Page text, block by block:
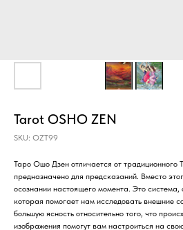
Tarot OSHO ZEN
SKU: OZT99
Таро Ошо Дзен отличается от традиционного
предназначено для предсказаний. Вместо
осознании настоящего момента. Это система,
которая помогает нам исследовать внешние
большую ясность относительно того, что
изображения помогут вам настроиться на